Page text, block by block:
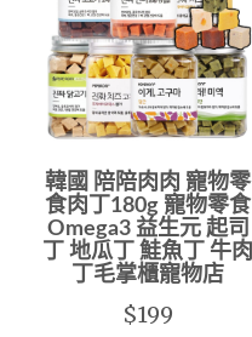
韓國 陪陪肉肉 寵物零
食肉丁180g 寵物零食
Omega3 益生元 起司
丁 地瓜丁 鮭魚丁 牛肉
丁毛掌櫃寵物店
$199